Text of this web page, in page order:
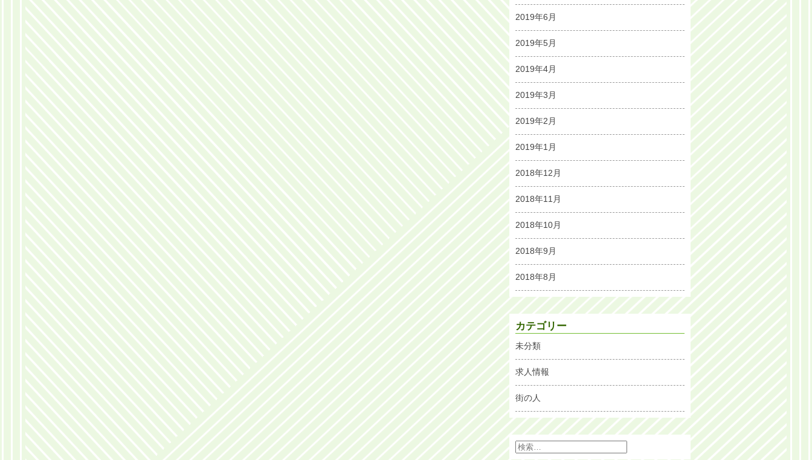
2019年6月
2019年5月
2019年4月
2019年3月
2019年2月
2019年1月
2018年12月
2018年11月
2018年10月
2018年9月
2018年8月
カテゴリー
未分類
求人情報
街の人
検
索: